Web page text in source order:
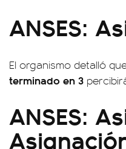
ANSES:
El organismo detalló
terminado en 3
ANSES: